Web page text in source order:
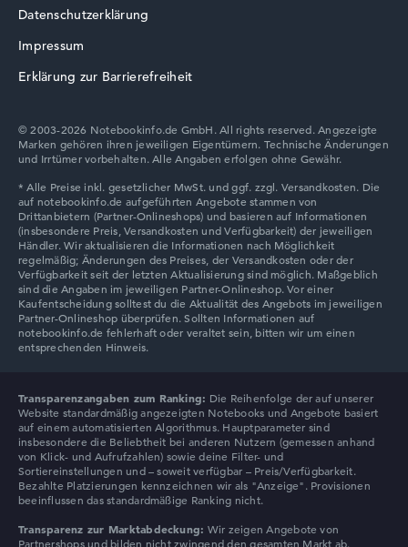
Lenovo V
Lenovo Chromebook
Datenschutzerklärung
Impressum
Erklärung zur Barrierefreiheit
© 2003-2026 Notebookinfo.de GmbH. All rights reserved. Angezeigte
Marken gehören ihren jeweiligen Eigentümern. Technische Änderungen
und Irrtümer vorbehalten. Alle Angaben erfolgen ohne Gewähr.
Transparenzangaben zum Ranking: Die Reihenfolge der auf unserer
Website standardmäßig angezeigten Notebooks und Angebote basiert
auf einem automatisierten Algorithmus. Hauptparameter sind
insbesondere die Beliebtheit bei anderen Nutzern (gemessen anhand
von Klick- und Aufrufzahlen) sowie deine Filter- und
Sortiereinstellungen und – soweit verfügbar – Preis/Verfügbarkeit.
Bezahlte Platzierungen kennzeichnen wir als "Anzeige". Provisionen
beeinflussen das standardmäßige Ranking nicht.
Transparenz zur Marktabdeckung: Wir zeigen Angebote von
Partnershops und bilden nicht zwingend den gesamten Markt ab.